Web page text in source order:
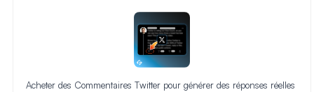
Acheter des Commentaires Twitter pour générer des réponses réelles